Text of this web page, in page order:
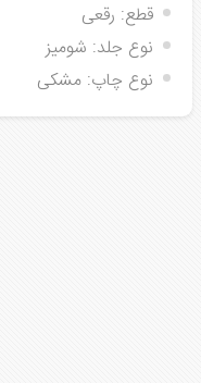
قطع: رقعی
نوع جلد: شومیز
نوع چاپ: مشکی